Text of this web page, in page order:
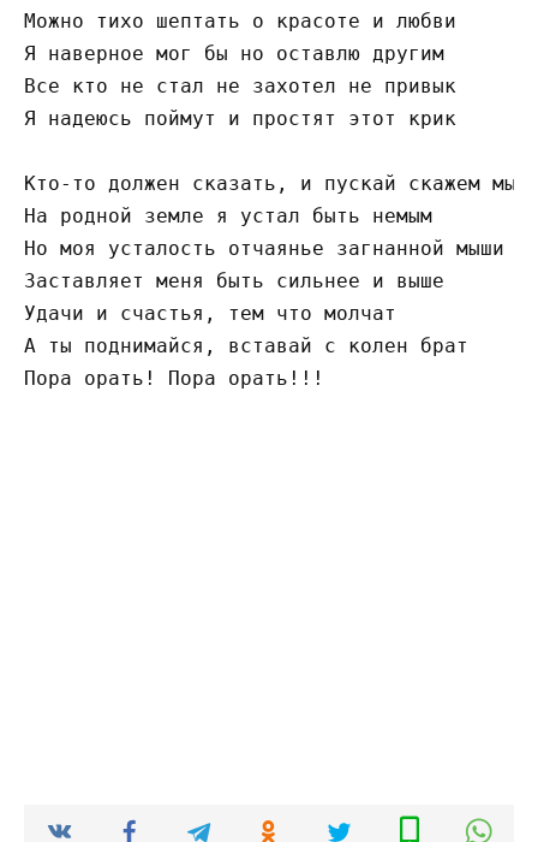
Можно тихо шептать о красоте и любви
Я наверное мог бы но оставлю другим
Все кто не стал не захотел не привык
Я надеюсь поймут и простят этот крик
Кто-то должен сказать, и пускай скажем мы
На родной земле я устал быть немым
Но моя усталость отчаянье загнанной мыши
Заставляет меня быть сильнее и выше
Удачи и счастья, тем что молчат
А ты поднимайся, вставай с колен брат
Пора орать! Пора орать!!!